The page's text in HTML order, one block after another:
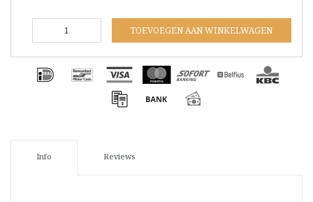
TOEVOEGEN AAN WINKELWAGEN
Info Reviews